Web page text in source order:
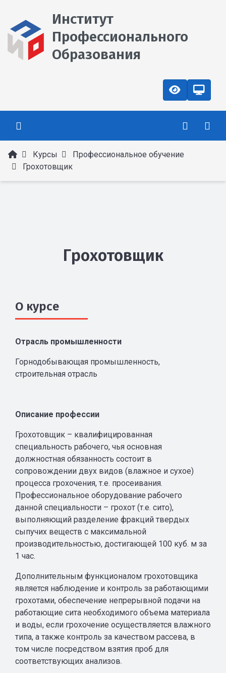
Институт
Профессионального
Образования
Курсы
Профессиональное обучение
Грохотовщик
Грохотовщик
О курсе
Отрасль промышленности
Горнодобывающая промышленность,
строительная отрасль
Описание профессии
Грохотовщик – квалифицированная
специальность рабочего, чья основная
должностная обязанность состоит в
сопровождении двух видов (влажное и сухое)
процесса грохочения, т.е. просеивания.
Профессиональное оборудование рабочего
данной специальности – грохот (т.е. сито),
выполняющий разделение фракций твердых
сыпучих веществ с максимальной
производительностью, достигающей 100 куб. м за
1 час.
Дополнительным функционалом грохотовщика
является наблюдение и контроль за работающими
грохотами, обеспечение непрерывной подачи на
работающие сита необходимого объема материала
и воды, если грохочение осуществляется влажного
типа, а также контроль за качеством рассева, в
том числе посредством взятия проб для
соответствующих анализов.